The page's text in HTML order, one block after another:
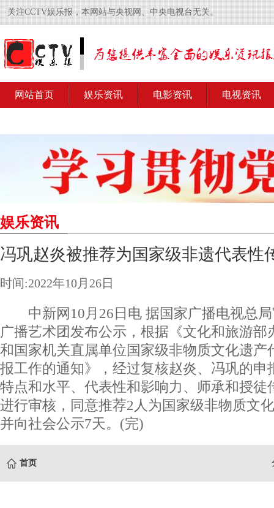
关注CCTV娱乐报，本网站与央视网、中央电视台无关。
网站首页 娱乐资讯 电影资讯 电视资讯
娱乐资讯
冯巩赵炎被推荐为国家级非遗代表性
时间:2022年10月26日
中新网10月26日电 据国家广播电视总局
广播艺术团发布公示，根据《文化和旅游部
和国家机关直属单位国家级非物质文化遗产
报工作的通知》，经过复核赵炎、冯巩的申
特点和水平、代表性和影响力、师承和授徒
进行审核，同意推荐2人为国家级非物质文
并向社会公示7天。(完)
首页